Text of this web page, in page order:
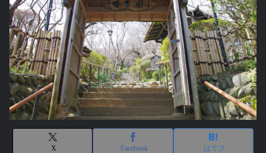
X Facebook はてブ